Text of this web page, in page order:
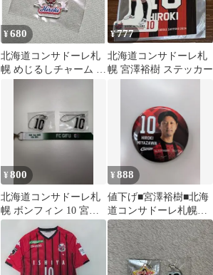
¥680
北海道コンサドーレ札
幌 めじるしチャーム 宮
¥777
北海道コンサドーレ札
幌 宮澤裕樹 ステッカー
¥800
北海道コンサドーレ札
幌 ボンフィン 10 宮澤
裕樹
¥888
値下げ■宮澤裕樹■北海
道コンサドーレ札幌
缶バッジ